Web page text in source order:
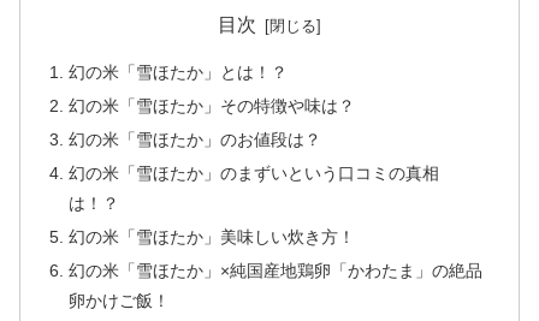
目次
幻の米「雪ほたか」とは！？
幻の米「雪ほたか」その特徴や味は？
幻の米「雪ほたか」のお値段は？
幻の米「雪ほたか」のまずいという口コミの真相
は！？
幻の米「雪ほたか」美味しい炊き方！
幻の米「雪ほたか」×純国産地鶏卵「かわたま」の絶品
卵かけご飯！